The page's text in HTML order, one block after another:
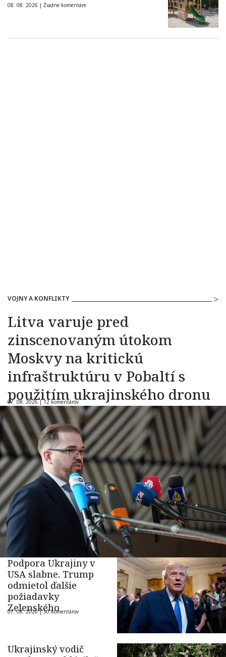
08. 08. 2026 | Žiadne komentáre
VOJNY A KONFLIKTY
Litva varuje pred
zinscenovaným útokom
Moskvy na kritickú
infraštruktúru v Pobaltí s
použitím ukrajinského dronu
07. 08. 2026 |12 komentárov
Podpora Ukrajiny v
USA slabne. Trump
odmietol ďalšie
požiadavky
Zelenského
07. 08. 2026 |50 komentárov
Ukrajinský vodič